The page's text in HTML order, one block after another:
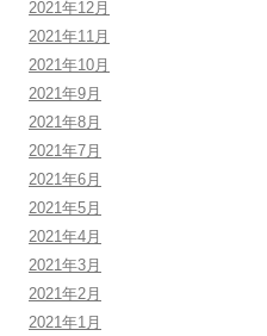
2021年12月
2021年11月
2021年10月
2021年9月
2021年8月
2021年7月
2021年6月
2021年5月
2021年4月
2021年3月
2021年2月
2021年1月